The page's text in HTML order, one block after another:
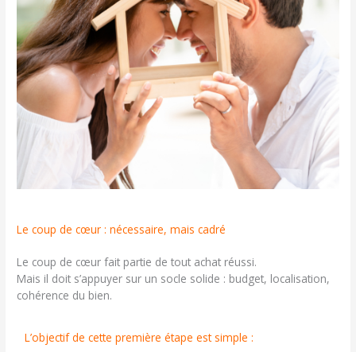
Le coup de cœur : nécessaire, mais cadré
Le coup de cœur fait partie de tout achat réussi.
Mais il doit s’appuyer sur un socle solide : budget, localisation,
cohérence du bien.
L’objectif de cette première étape est simple :